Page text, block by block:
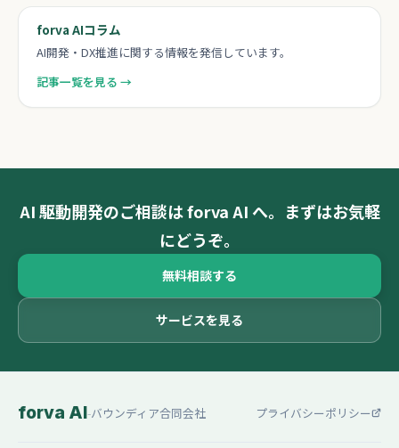
forva AIコラム
AI開発・DX推進に関する情報を発信しています。
記事一覧を見る →
AI 駆動開発のご相談は forva AI へ。まずはお気軽
にどうぞ。
無料相談する
サービスを見る
forva AI-バウンディア合同会社 プライバシーポリシー